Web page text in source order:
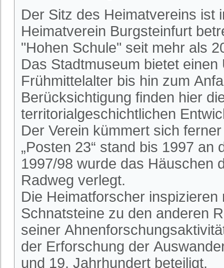
Der Sitz des Heimatvereins ist
Heimatverein Burgsteinfurt
"Hohen Schule" seit mehr als
Das Stadtmuseum bietet
Frühmittelalter bis hin zum
Berücksichtigung finden hier
territorialgeschichtlichen
Der Verein kümmert sich
„Posten 23“ stand bis 1997
1997/98 wurde das Häuschen
Radweg verlegt.
Die Heimatforscher
Schnatsteine zu den anderen
seiner
der Erforschung der
und 19. Jahrhundert beteiligt.